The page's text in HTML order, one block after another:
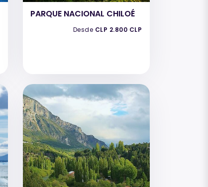
PARQUE NACIONAL CHILOÉ
Desde CLP 2.800 CLP